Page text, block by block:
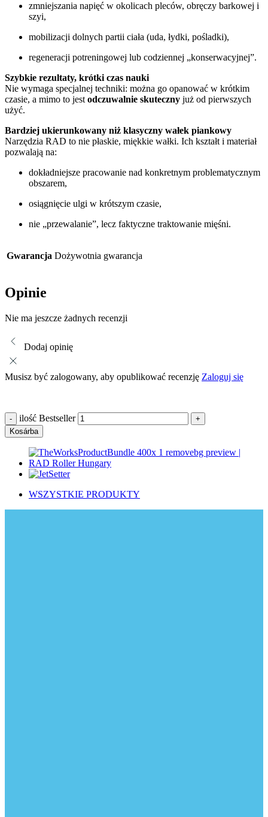
zmniejszania napięć w okolicach pleców, obręczy barkowej i
szyi,
mobilizacji dolnych partii ciała (uda, łydki, pośladki),
regeneracji potreningowej lub codziennej „konserwacyjnej”.
Szybkie rezultaty, krótki czas nauki
Nie wymaga specjalnej techniki: można go opanować w krótkim
czasie, a mimo to jest odczuwalnie skuteczny już od pierwszych
użyć.
Bardziej ukierunkowany niż klasyczny wałek piankowy
Narzędzia RAD to nie płaskie, miękkie wałki. Ich kształt i materiał
pozwalają na:
dokładniejsze pracowanie nad konkretnym problematycznym
obszarem,
osiągnięcie ulgi w krótszym czasie,
nie „przewalanie”, lecz faktyczne traktowanie mięśni.
Gwarancja Dożywotnia gwarancja
Opinie
Nie ma jeszcze żadnych recenzji
Dodaj opinię
Musisz być zalogowany, aby opublikować recenzję Zaloguj się
ilość Bestseller
Kosárba
WSZYSTKIE PRODUKTY